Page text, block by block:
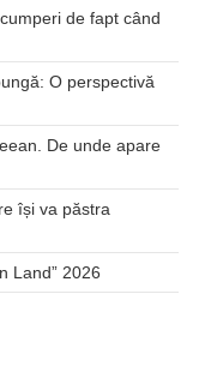
de fapt când
O perspectivă
De unde apare
își va păstra
Land” 2026